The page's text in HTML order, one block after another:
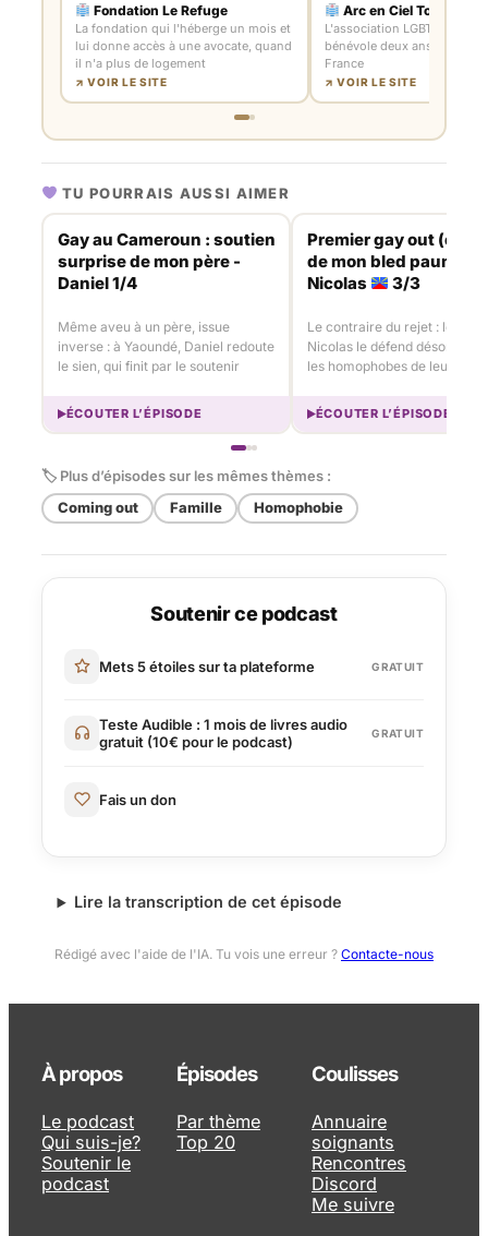
Fondation Le Refuge
La fondation qui l'héberge un mois et
lui donne accès à une avocate, quand
il n'a plus de logement
↗ VOIR LE SITE
Arc en Ciel Toulouse
L'association LGBT où Élyas
bénévole deux ans en
France
↗ VOIR LE SITE
TU POURRAIS AUSSI AIMER
Gay au Cameroun : soutien
surprise de mon père -
Daniel 1/4
Même aveu à un père, issue
inverse : à Yaoundé, Daniel redoute
le sien, qui finit par le soutenir
ÉCOUTER L’ÉPISODE
Premier gay out (et
de mon bled paumé -
Nicolas
3/3
Le contraire du rejet : le père
Nicolas le défend désormais
les homophobes de leur
ÉCOUTER L’ÉPISODE
🏷 Plus d’épisodes sur les mêmes thèmes :
Coming out
Famille Homophobie
Soutenir ce podcast
Mets 5 étoiles sur ta plateforme GRATUIT
Teste Audible : 1 mois de livres audio
gratuit (10€ pour le podcast)
GRATUIT
Fais un don
Lire la transcription de cet épisode
Rédigé avec l'aide de l'IA. Tu vois une erreur ? Contacte-nous
À propos
Le podcast
Qui suis-je?
Soutenir le
podcast
Épisodes
Par thème
Top 20
Coulisses
Annuaire
soignants
Rencontres
Discord
Me suivre